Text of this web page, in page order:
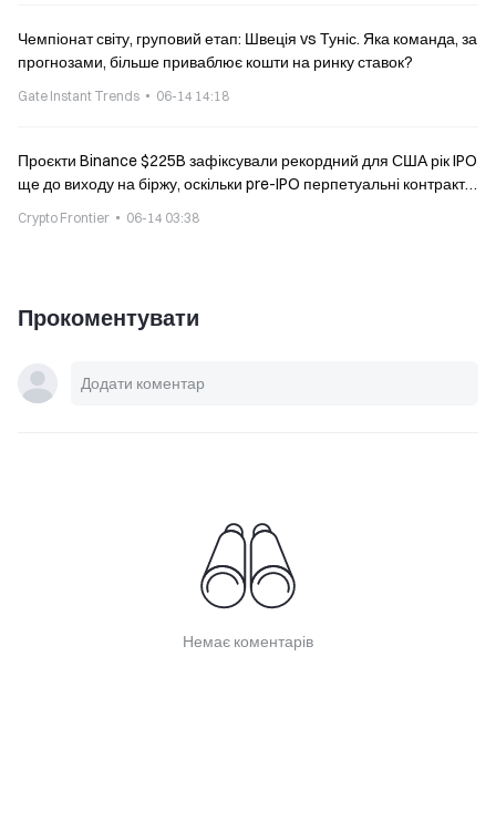
Чемпіонат світу, груповий етап: Швеція vs Туніс. Яка команда, за
прогнозами, більше приваблює кошти на ринку ставок?
Gate Instant Trends 06-14 14:18
Проєкти Binance $225B зафіксували рекордний для США рік IPO
ще до виходу на біржу, оскільки pre-IPO перпетуальні контракти
Crypto Frontier 06-14 03:38
Прокоментувати
Немає коментарів